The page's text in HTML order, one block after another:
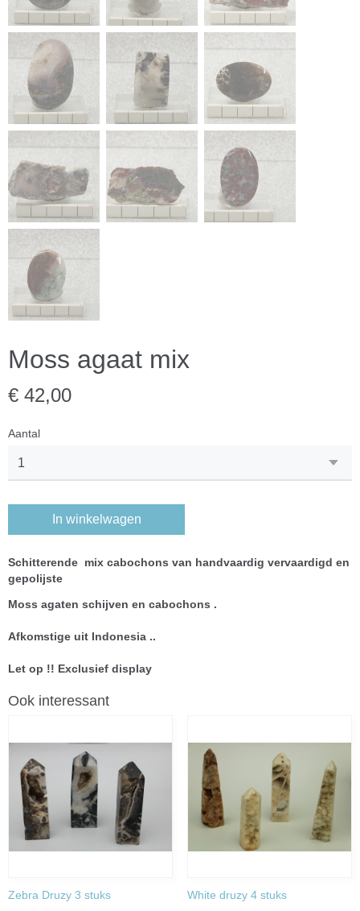
Moss agaat mix
€ 42,00
Aantal
In winkelwagen
Schitterende mix cabochons van handvaardig vervaardigd en
gepolijste
Moss agaten schijven en cabochons .
Afkomstige uit Indonesia ..
Let op !! Exclusief display
Ook interessant
Zebra Druzy 3 stuks White druzy 4 stuks